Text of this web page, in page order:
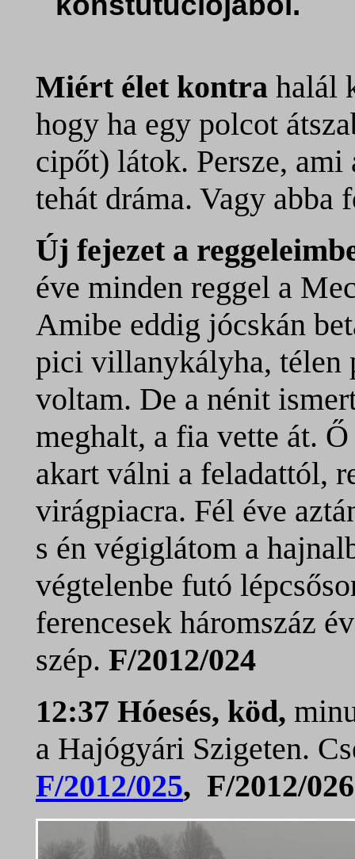
Miért élet kontra halál
hogy ha egy polcot
cipőt) látok. Persze,
tehát dráma. Vagy abba
Új fejezet a
éve minden reggel a
Amibe eddig jócskán
pici villanykályha, télen
voltam. De a nénit
meghalt, a fia vette át.
akart válni a feladattól,
virágpiacra. Fél éve
s én végiglátom a
végtelenbe futó
ferencesek háromszáz
szép. F/2012/024
12:37 Hóesés, köd,
a Hajógyári Szigeten.
F/2012/025, F/2012/026